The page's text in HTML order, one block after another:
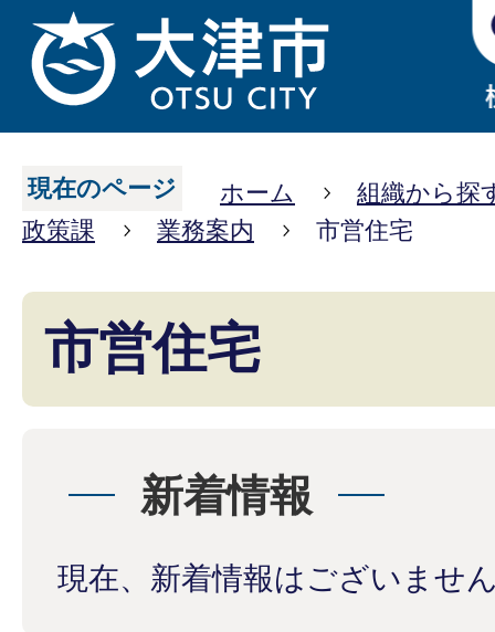
現在のページ ホーム
組織から探
政策課
業務案内 市営住宅
市営住宅
新着情報
現在、新着情報はございませ